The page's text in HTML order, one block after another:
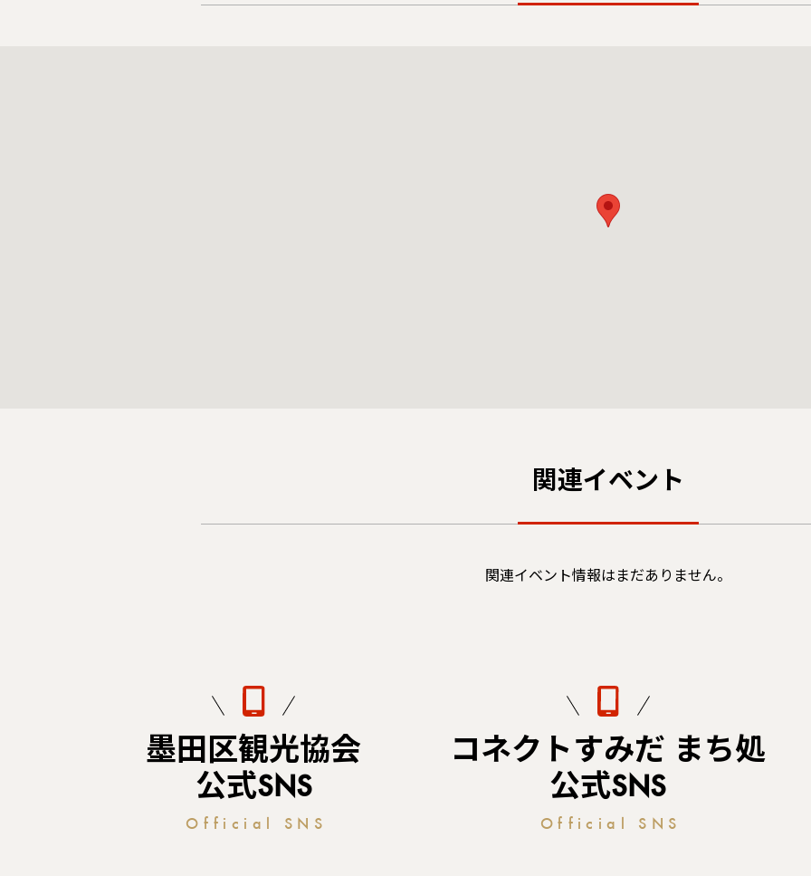
関連イベント
関連イベント情報はまだありません。
墨田区観光協会
公式SNS
Official SNS
コネクトすみだ まち処
公式SNS
Official SNS